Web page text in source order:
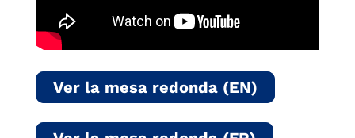
Ver la mesa redonda (EN)